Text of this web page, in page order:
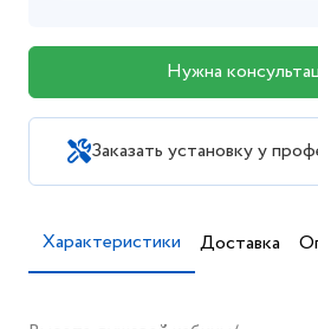
Нужна
Заказать установку у
Характеристики Доставка